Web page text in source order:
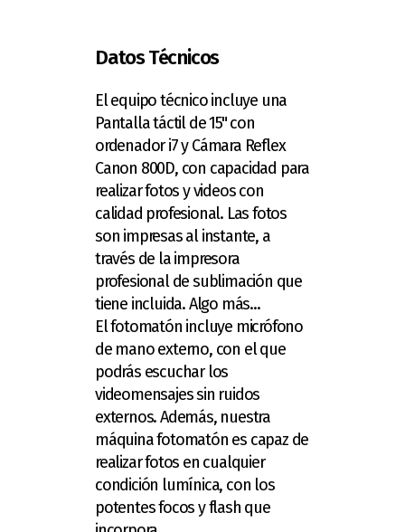
Datos Técnicos
El equipo técnico incluye una
Pantalla táctil de 15" con
ordenador i7 y Cámara Reflex
Canon 800D, con capacidad para
realizar fotos y videos con
calidad profesional. Las fotos
son impresas al instante, a
través de la impresora
profesional de sublimación que
tiene incluida. Algo más...
El fotomatón incluye micrófono
de mano externo, con el que
podrás escuchar los
videomensajes sin ruidos
externos. Además, nuestra
máquina fotomatón es capaz de
realizar fotos en cualquier
condición lumínica, con los
potentes focos y flash que